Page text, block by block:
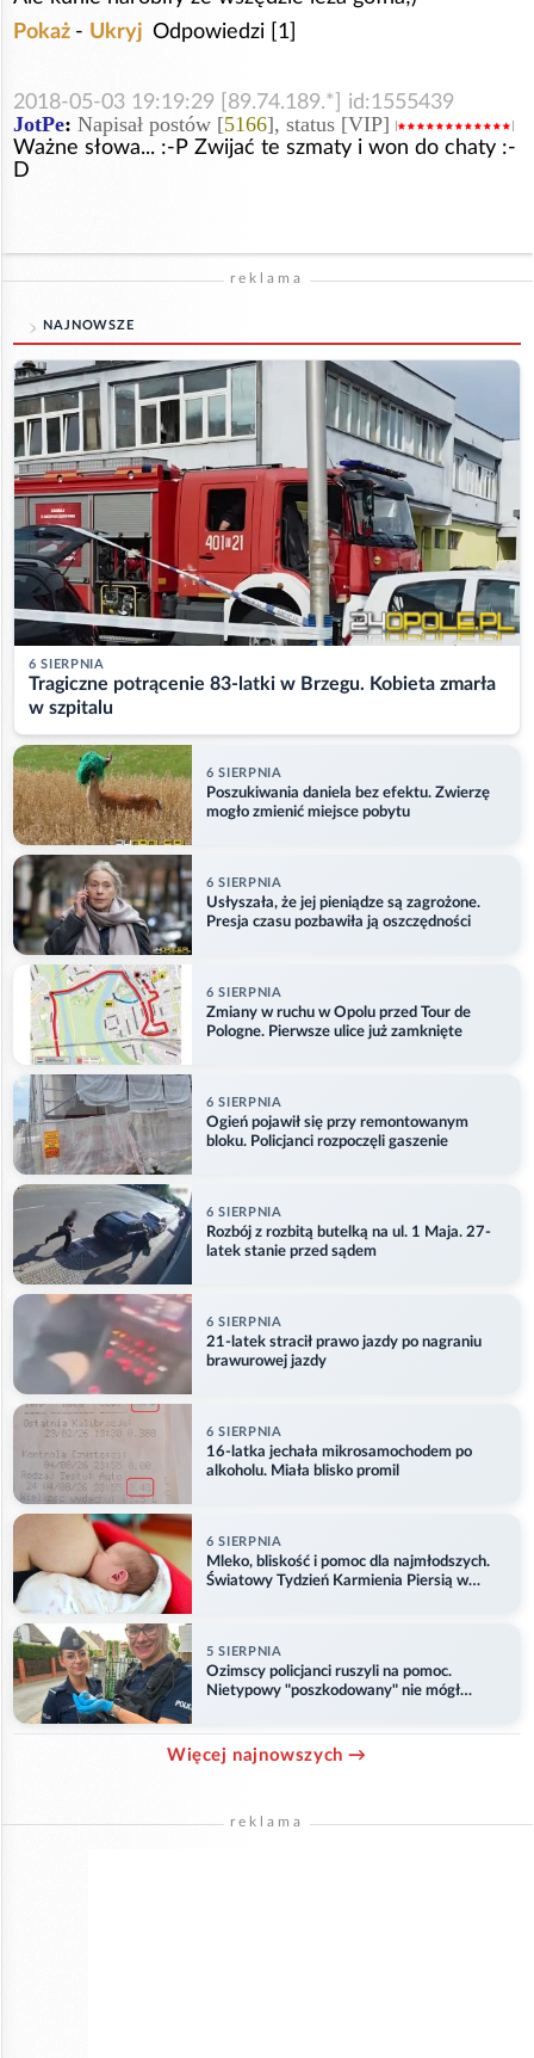
Pokaż - Ukryj Odpowiedzi [1]
2018-05-03 19:19:29 [89.74.189.*] id:1555439
JotPe: Napisał postów [5166], status [VIP]
Ważne słowa... :-P Zwijać te szmaty i won do chaty :-
D
reklama
NAJNOWSZE
6 SIERPNIA
Tragiczne potrącenie 83-latki w Brzegu. Kobieta zmarła
w szpitalu
6 SIERPNIA
Poszukiwania daniela bez efektu. Zwierzę
mogło zmienić miejsce pobytu
6 SIERPNIA
Usłyszała, że jej pieniądze są zagrożone.
Presja czasu pozbawiła ją oszczędności
6 SIERPNIA
Zmiany w ruchu w Opolu przed Tour de
Pologne. Pierwsze ulice już zamknięte
6 SIERPNIA
Ogień pojawił się przy remontowanym
bloku. Policjanci rozpoczęli gaszenie
6 SIERPNIA
Rozbój z rozbitą butelką na ul. 1 Maja. 27-
latek stanie przed sądem
6 SIERPNIA
21-latek stracił prawo jazdy po nagraniu
brawurowej jazdy
6 SIERPNIA
16-latka jechała mikrosamochodem po
alkoholu. Miała blisko promil
6 SIERPNIA
Mleko, bliskość i pomoc dla najmłodszych.
Światowy Tydzień Karmienia Piersią w
5 SIERPNIA
Ozimscy policjanci ruszyli na pomoc.
Nietypowy "poszkodowany" nie mógł
Więcej najnowszych →
reklama